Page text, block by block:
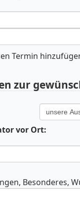
Termin
zur
vor Ort:
Besonderes,